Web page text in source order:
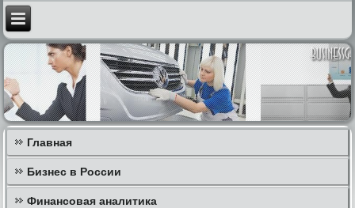
Главная
Бизнес в России
Финансовая аналитика